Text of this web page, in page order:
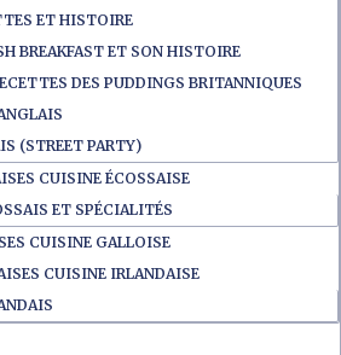
ET HISTOIRE
BREAKFAST ET SON HISTOIRE
DES PUDDINGS BRITANNIQUES
(STREET PARTY)
CUISINE ÉCOSSAISE
ET SPÉCIALITÉS
CUISINE GALLOISE
CUISINE IRLANDAISE